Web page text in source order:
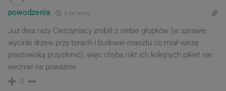
powodzenia 6 lat temu
Już dwa razy Cieszyniacy zrobili z siebie głupków (w sprawie
wycinki drzew przy torach i budowie masztu co miał wieżę
piastowską przysłonić), więc chyba nikt ich kolejnych pikiet nie
weźmie na poważnie.
0